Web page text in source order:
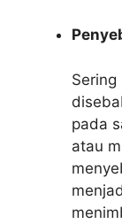
Sering
pada
atau